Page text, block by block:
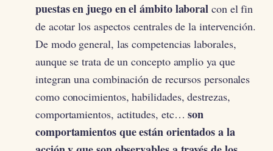
puestas en juego en el ámbito laboral con el fin
de acotar los aspectos centrales de la intervención.
De modo general, las competencias laborales,
aunque se trata de un concepto amplio ya que
integran una combinación de recursos personales
como conocimientos, habilidades, destrezas,
comportamientos, actitudes, etc…son
comportamientos que están orientados a la